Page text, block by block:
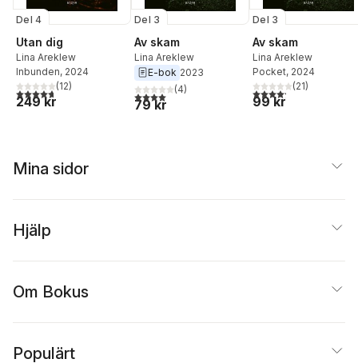
Del 4
Utan dig
Lina Areklew
Inbunden, 2024
4,7utav 5 stjärnor. Totalt antal röster:
(12)
249 kr
Del 3
Av skam
Lina Areklew
E-bok 2023
4,0utav 5 stjärnor. Totalt antal röster:
(4)
79 kr
Del 3
Av skam
Lina Areklew
Pocket, 2024
4,2utav 5 stjärnor.
(21)
99 kr
Mina sidor
Hjälp
Om Bokus
Populärt